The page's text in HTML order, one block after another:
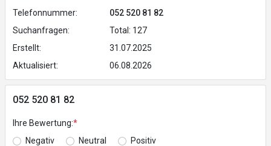
Telefonnummer:
052 520 81 82
Suchanfragen:
Total: 127
Erstellt:
31.07.2025
Aktualisiert:
06.08.2026
052 520 81 82
Ihre Bewertung:*
Negativ
Neutral Positiv